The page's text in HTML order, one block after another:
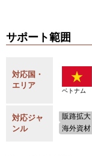
サポート範囲
対応国・
エリア
ベトナム
対応ジャ
ンル
販路拡大
海外資